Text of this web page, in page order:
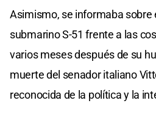
Asimismo, se informaba sobre
submarino S-51 frente a las
varios meses después de su
muerte del senador italiano
reconocida de la política y la